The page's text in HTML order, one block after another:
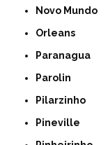
Novo Mundo
Orleans
Paranagua
Parolin
Pilarzinho
Pineville